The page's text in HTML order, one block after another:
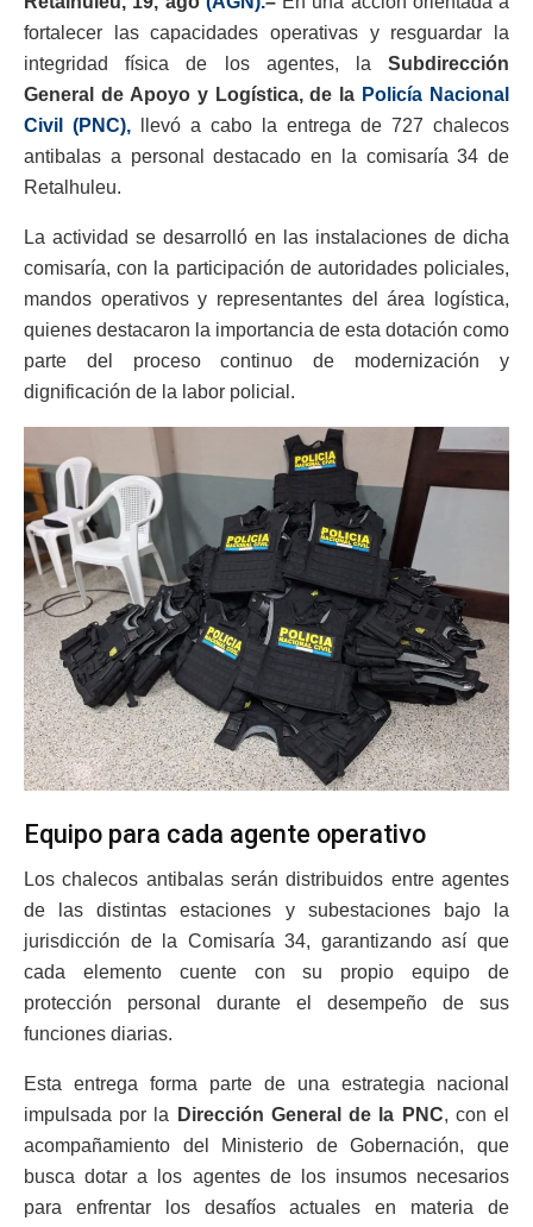
fortalecer las capacidades operativas y resguardar la
integridad física de los agentes, la Subdirección
General de Apoyo y Logística, de la Policía Nacional
Civil (PNC), llevó a cabo la entrega de 727 chalecos
antibalas a personal destacado en la comisaría 34 de
Retalhuleu.
La actividad se desarrolló en las instalaciones de dicha
comisaría, con la participación de autoridades policiales,
mandos operativos y representantes del área logística,
quienes destacaron la importancia de esta dotación como
parte del proceso continuo de modernización y
dignificación de la labor policial.
Equipo para cada agente operativo
Los chalecos antibalas serán distribuidos entre agentes
de las distintas estaciones y subestaciones bajo la
jurisdicción de la Comisaría 34, garantizando así que
cada elemento cuente con su propio equipo de
protección personal durante el desempeño de sus
funciones diarias.
Esta entrega forma parte de una estrategia nacional
impulsada por la Dirección General de la PNC, con el
acompañamiento del Ministerio de Gobernación, que
busca dotar a los agentes de los insumos necesarios
para enfrentar los desafíos actuales en materia de